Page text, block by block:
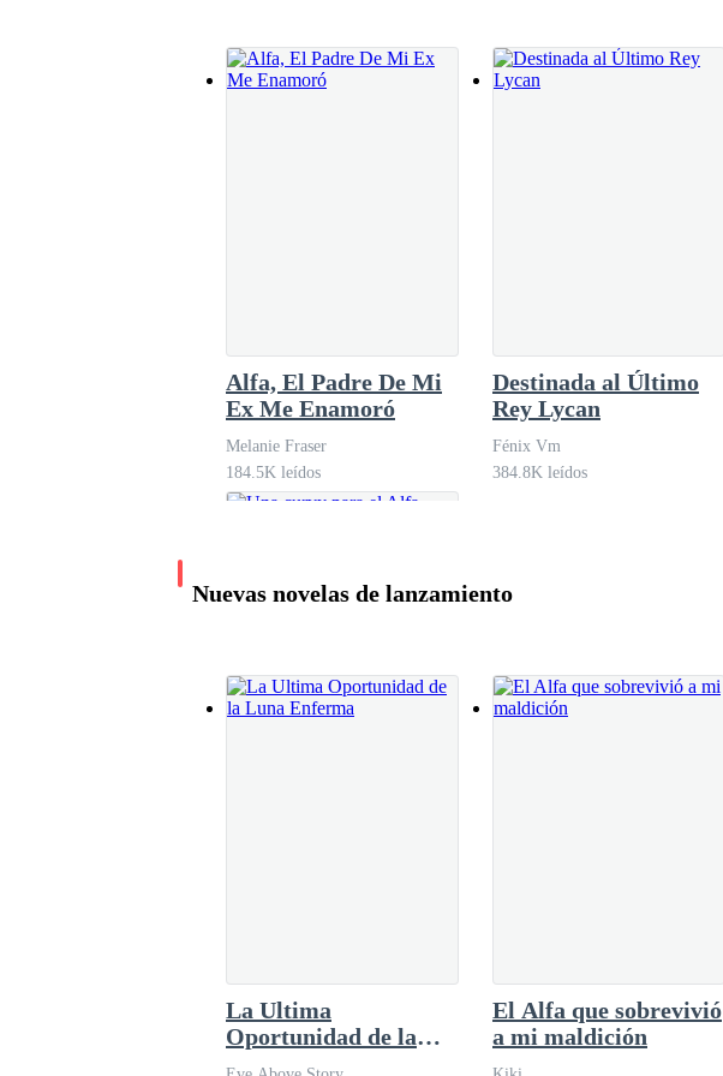
Alfa, El Padre De Mi
Ex Me Enamoró
Melanie Fraser
184.5K leídos
Destinada al Último
Rey Lycan
Fénix Vm
384.8K leídos
Nuevas novelas de lanzamiento
La Ultima
Oportunidad de la
Luna Enferma
El Alfa que sobrevivió
a mi maldición